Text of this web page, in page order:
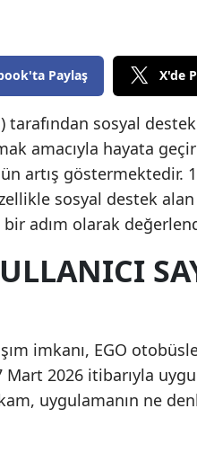
Elazığ
Erzurum
Eskişehir
Gaziantep
Hatay
Isparta
Paylaş X'de
sosyal
amacıyla hayata
artış göstermektedir.
sosyal destek
adım olarak
imkanı, EGO
2026 itibarıyla
uygulamanın ne